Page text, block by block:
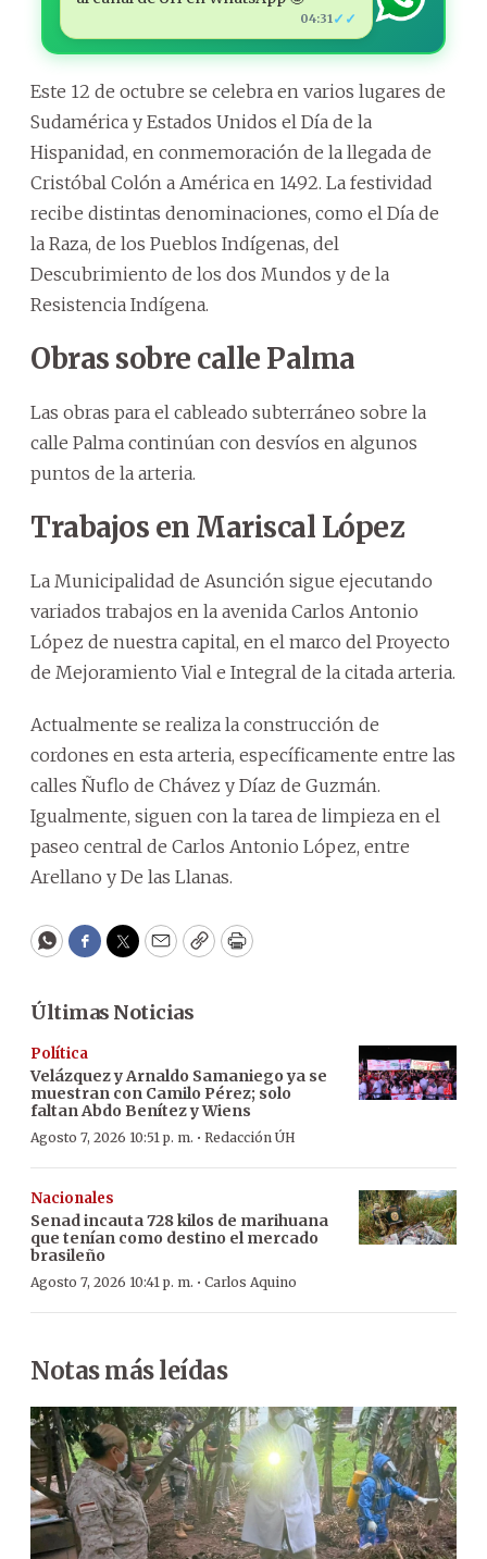
04:31 ✓✓
Este 12 de octubre se celebra en varios lugares de
Sudamérica y Estados Unidos el Día de la
Hispanidad, en conmemoración de la llegada de
Cristóbal Colón a América en 1492. La festividad
recibe distintas denominaciones, como el Día de
la Raza, de los Pueblos Indígenas, del
Descubrimiento de los dos Mundos y de la
Resistencia Indígena.
Obras sobre calle Palma
Las obras para el cableado subterráneo sobre la
calle Palma continúan con desvíos en algunos
puntos de la arteria.
Trabajos en Mariscal López
La Municipalidad de Asunción sigue ejecutando
variados trabajos en la avenida Carlos Antonio
López de nuestra capital, en el marco del Proyecto
de Mejoramiento Vial e Integral de la citada arteria.
Actualmente se realiza la construcción de
cordones en esta arteria, específicamente entre las
calles Ñuflo de Chávez y Díaz de Guzmán.
Igualmente, siguen con la tarea de limpieza en el
paseo central de Carlos Antonio López, entre
Arellano y De las Llanas.
WhatsApp
Facebook
Twitter
EmailCopyPrint
Últimas Noticias
Política
Velázquez y Arnaldo Samaniego ya se
muestran con Camilo Pérez; solo
faltan Abdo Benítez y Wiens
Agosto 7, 2026 10:51 p. m. · Redacción ÚH
Nacionales
Senad incauta 728 kilos de marihuana
que tenían como destino el mercado
brasileño
Agosto 7, 2026 10:41 p. m. · Carlos Aquino
Notas más leídas